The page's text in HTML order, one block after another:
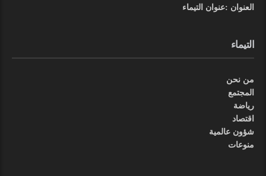
العنوان :عنوان التيماء
التيماء
من نحن
المجتمع
رياضة
اقتصاد
شؤون عالمية
منوعات